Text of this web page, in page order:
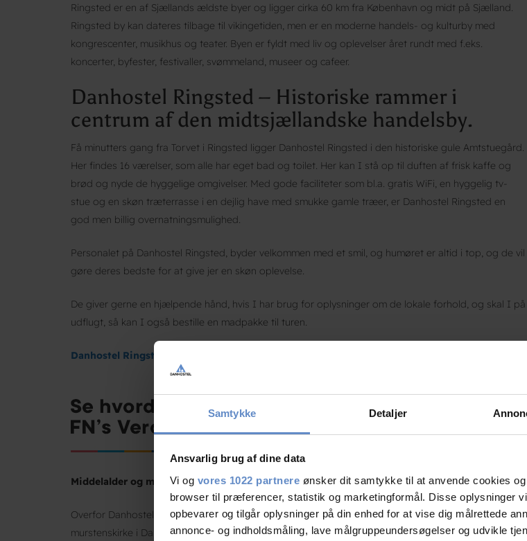
Samtykke Detaljer
Ansvarlig brug af dine data
Vi og vores 1022 partnere ønsker dit samtykke til at anvende cookies
browser til præferencer, statistik og marketingformål. Disse oplysninger
opbevarer og tilgår oplysninger på din enhed for at vise dig målrettede
annonce- og indholdsmåling, lave målgruppeundersøgelser og udvikle
Ringsted er en af Sjællands ældste byer og ligger cirka 60 km fra København og midt på Sjælland.
Ringsted by kan dateres tilbage til vikingetiden, men er en moderne handels- og kulturby med
kongrescenter, musikhus og teater. Byen er fyldt med liv og oplevelser året rundt med f.eks.
koncerter, byfester, festivaller, svømmeland, museer og cafeer.
Danhostel Ringsted – Historiske rammer i
centrum af den midtsjællandske handelsby.
Få minutters gang fra Torvet i Ringsted ligger Danhostel Ringsted i den historiske gule Amtstuegård.
Her findes 16 værelser, som alle har eget bad og toilet. Her kan I stå op til duften af frisk kaffe og
brød og nyde de hyggelige omgivelser. Med gode faciliteter som bl.a. gratis WiFi, en hyggelig tv-
stue og en skøn træterrasse i en dejlig have med smukke gamle træer, er Danhostel Ringsted en
god men billig overnatningsmulighed.
Personalet på Danhostel Ringsted, byder velkommen med et smil, og humøret er altid i top, og de vil
gøre deres bedste for at give jer en skøn oplevelse.
De giver gerne en hjælpende hånd, hvis I har brug for oplysninger om de lokale forhold, og skal I på
udflugt, så kan I også bestille en madpakke til turen.
Danhostel Ringsted afbestillingsregler
Middelalder og mærkevarer.
Overfor Danhostel Ringsted ligger Sankt Bendts kirke, der er byens vartegn. Det er den første
murstenskirke i Danmark og er fra 1170. Gennem middelalderen var Ringsted den vigtigste by på